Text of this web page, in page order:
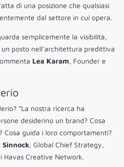
di una posizione che qualsiasi
dal settore in cui opera.
semplicemente la visibilità,
posto nell’architettura predittiva
Lea Karam, Founder e
“La nostra ricerca ha
desiderino un brand? Cosa
Cosa guida i loro comportamenti?
Sinnock, Global Chief Strategy,
Havas Creative Network.